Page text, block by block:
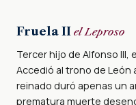
Fruela II el Leproso
Tercer hijo de Alfonso III,
Accedió al trono de León
reinado duró apenas un
prematura muerte